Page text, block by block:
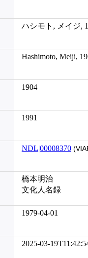
ハシモト, メイジ,
Hashimoto, Meiji,
1904
1991
NDL|00008370
橋本明治
文化人名録
1979-04-01
2025-03-